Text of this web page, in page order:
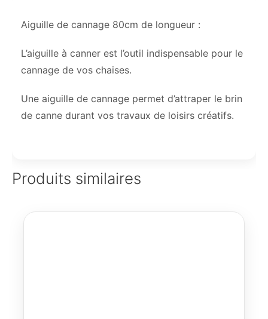
Aiguille de cannage 80cm de longueur :
L’aiguille à canner est l’outil indispensable pour le
cannage de vos chaises.
Une aiguille de cannage permet d’attraper le brin
de canne durant vos travaux de loisirs créatifs.
Produits similaires